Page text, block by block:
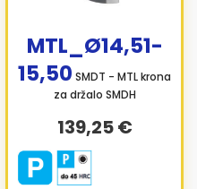
MTL_Ø14,51-
15,50 SMDT - MTL krona
za držalo SMDH
139,25 €